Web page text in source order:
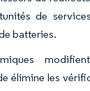
de
batteries.
élimine les